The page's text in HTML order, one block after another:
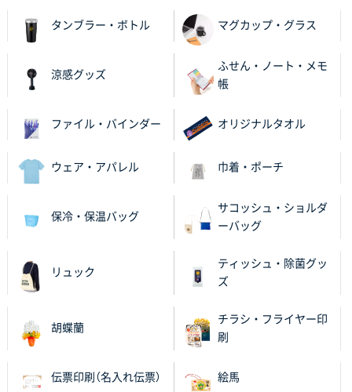
神奈川県のお客様
2025年11月18日 13:29
のし文言が変更できたのと価格。
千葉県M社様
ワンポイント箔押し紙袋 Sサイズ(A5対応)
2025年11月06日 14:57
営業ご担当者さまより、ご丁寧なサポートをいただ
進められました。
【ポリ袋】特別ご注文ページ
3000枚
昨年利用した時に、納期と金額面でかなり業者さんを
比較して決めさせていただきました。 昨年注文分も、
納期がギリギリだったにも関わらず、丁寧に対応して
対応を頂いており助かっております。
タンブラー・ボトル マグカップ・グラス
涼感グッズ
ふせん・ノート・メモ
帳
ファイル・バインダー オリジナルタオル
ウェア・アパレル 巾着・ポーチ
保冷・保温バッグ
サコッシュ・ショルダ
ーバッグ
リュック
ティッシュ・除菌グッ
ズ
胡蝶蘭
チラシ・フライヤー印
刷
伝票印刷（名入れ伝票） 絵馬